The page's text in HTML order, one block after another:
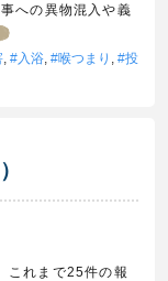
への異物混入や義
, 入浴, 喉つまり ,
投
これまで25件の報